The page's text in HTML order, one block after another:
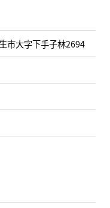
市大字下手子林2694